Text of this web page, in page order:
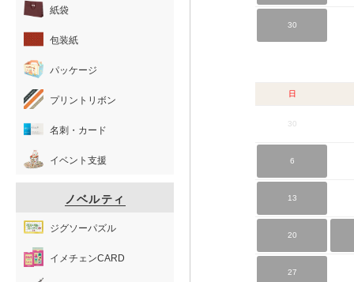
30
日
30
6
13
20
27
紙袋
包装紙
パッケージ
プリントリボン
名刺・カード
イベント支援
ノベルティ
ジグソーパズル
イメチェンCARD